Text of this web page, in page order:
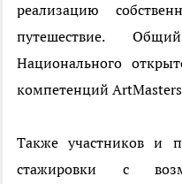
реализацию
путешествие.
Национального
компетенций
Также участников и
стажировки с